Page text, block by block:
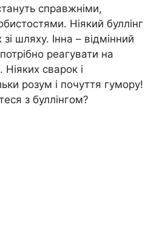
справжніми,
Ніякий буллінг
шляху. Інна – відмінний
реагувати на
сварок і
розум і почуття гумору!
з буллінгом?